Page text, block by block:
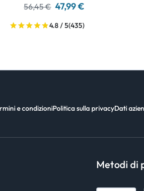
56,45 € 47,99 €
4.8 / 5(435)
e condizioniPolitica sulla privacyDati
Metodi di